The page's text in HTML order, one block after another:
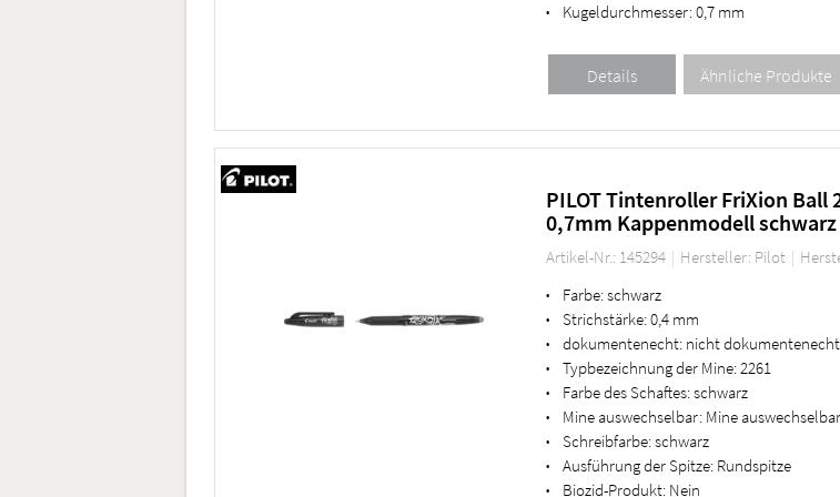
• Kugeldurchmesser:0,7 mm
PILOT Tintenroller FriXion Ball
0,7mm Kappenmodell schwarz
Artikel-Nr.: 145294 Hersteller: Pilot
• Farbe:schwarz
• Strichstärke:0,4 mm
• dokumentenecht: nicht dokumentenecht
• Typbezeichnung der Mine:2261
• Farbe des Schaftes:schwarz
• Mine auswechselbar: Mine auswechselbar
• Schreibfarbe:schwarz
• Ausführung der Spitze: Rundspitze
• Biozid-Produkt: Nein